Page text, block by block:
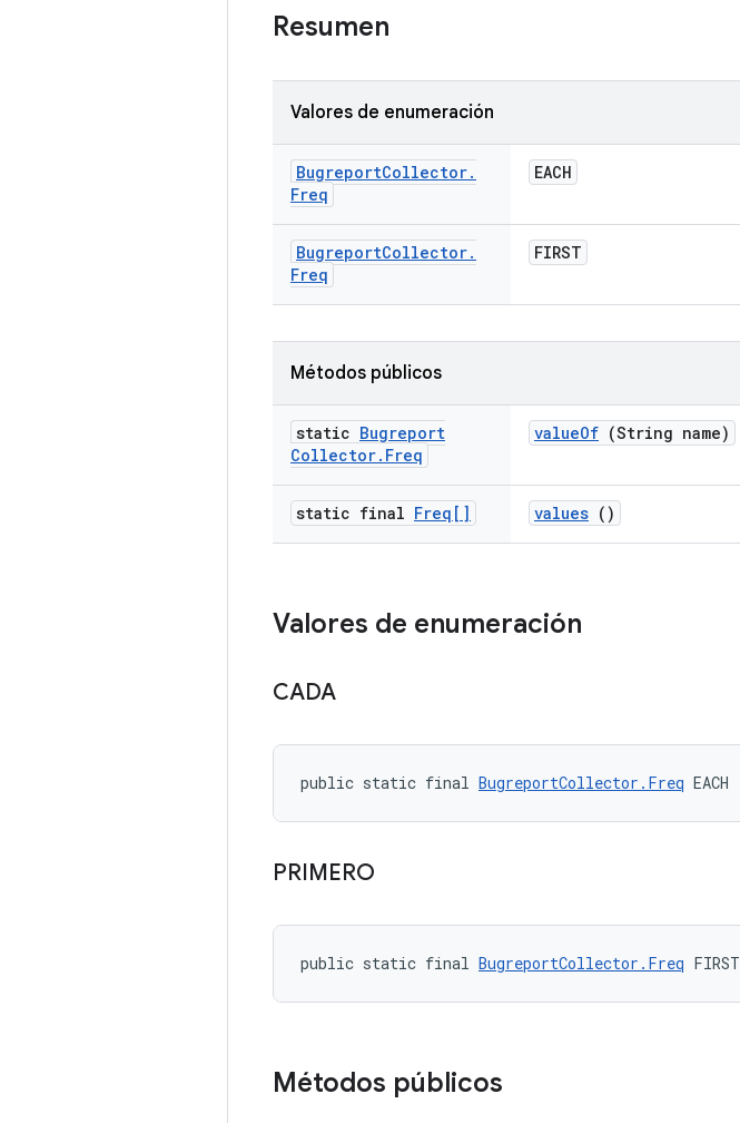
Resumen
Valores de enumeración
BugreportCollector.
Freq
EACH
BugreportCollector.
Freq
FIRST
Métodos públicos
static Bugreport
Collector. Freq
valueOf (String name)
static final Freq[] values ()
Valores de enumeración
CADA
public static final BugreportCollector.Freq EACH
PRIMERO
public static final BugreportCollector.Freq FIRST
Métodos públicos